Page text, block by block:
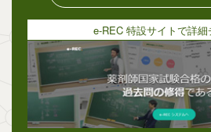
e-REC 特設サイトで詳細